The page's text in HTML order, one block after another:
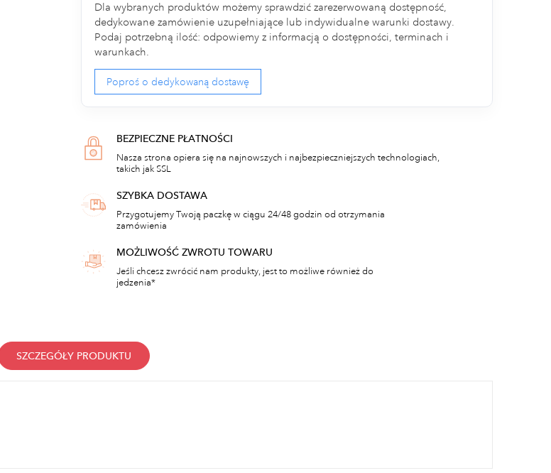
Dla wybranych produktów możemy sprawdzić zarezerwowaną dostępność,
dedykowane zamówienie uzupełniające lub indywidualne warunki dostawy.
Podaj potrzebną ilość: odpowiemy z informacją o dostępności, terminach i
warunkach.
Poproś o dedykowaną dostawę
BEZPIECZNE PŁATNOŚCI
Nasza strona opiera się na najnowszych i najbezpieczniejszych technologiach,
takich jak SSL
SZYBKA DOSTAWA
Przygotujemy Twoją paczkę w ciągu 24/48 godzin od otrzymania
zamówienia
MOŻLIWOŚĆ ZWROTU TOWARU
Jeśli chcesz zwrócić nam produkty, jest to możliwe również do
jedzenia*
SZCZEGÓŁY PRODUKTU